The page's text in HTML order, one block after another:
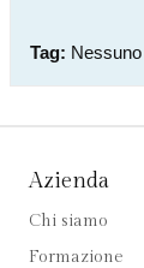
Tag: Nessuno
Azienda
Chi siamo
Formazione